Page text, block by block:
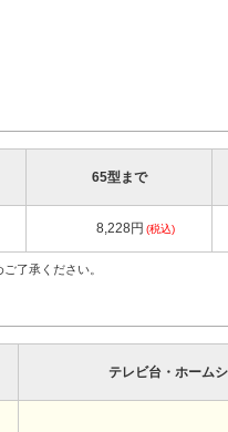
65型まで
8,228円 (税込)
了承ください。
テレビ台・ホーム